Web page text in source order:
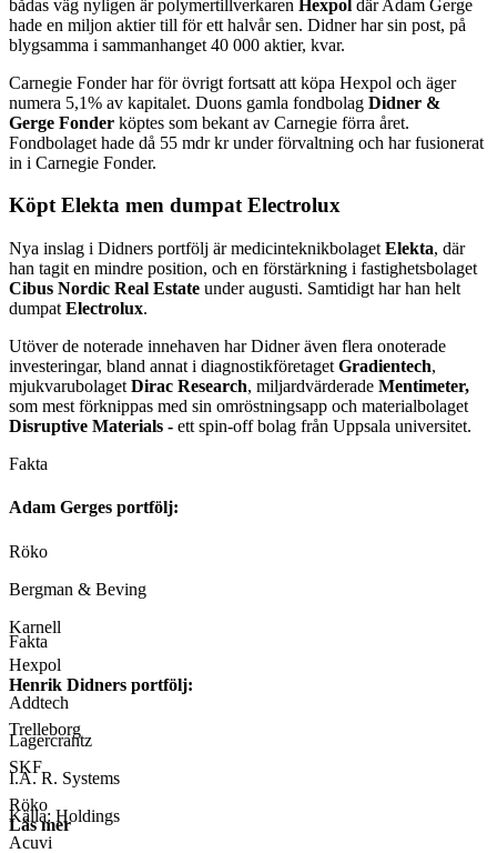
bådas väg nyligen är polymertillverkaren Hexpol där Adam Gerge
hade en miljon aktier till för ett halvår sen. Didner har sin post, på
blygsamma i sammanhanget 40 000 aktier, kvar.
Carnegie Fonder har för övrigt fortsatt att köpa Hexpol och äger
numera 5,1% av kapitalet. Duons gamla fondbolag Didner &
Gerge Fonder köptes som bekant av Carnegie förra året.
Fondbolaget hade då 55 mdr kr under förvaltning och har fusionerat
in i Carnegie Fonder.
Köpt Elekta men dumpat Electrolux
Nya inslag i Didners portfölj är medicinteknikbolaget Elekta, där
han tagit en mindre position, och en förstärkning i fastighetsbolaget
Cibus Nordic Real Estate under augusti. Samtidigt har han helt
dumpat Electrolux.
Utöver de noterade innehaven har Didner även flera onoterade
investeringar, bland annat i diagnostikföretaget Gradientech,
mjukvarubolaget Dirac Research, miljardvärderade Mentimeter,
som mest förknippas med sin omröstningsapp och materialbolaget
Disruptive Materials - ett spin-off bolag från Uppsala universitet.
Fakta
Adam Gerges portfölj:
Röko
Bergman & Beving
Karnell
Hexpol
Addtech
Lagercrantz
I.A. R. Systems
Källa: Holdings
Fakta
Henrik Didners portfölj:
Trelleborg
SKF
Röko
Acuvi
Läs mer